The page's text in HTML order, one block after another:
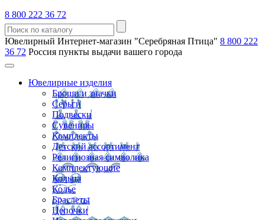
8 800 222 36 72
Ювелирный Интернет-магазин "Серебряная Птица" 8 800 222
36 72 Россия пункты выдачи вашего города
Ювелирные изделия
Броши и значки
Серьги
Подвески
Сувениры
Комплекты
Детский ассортимент
Религиозная символика
Комплектующие
Кольца
Колье
Браслеты
Цепочки